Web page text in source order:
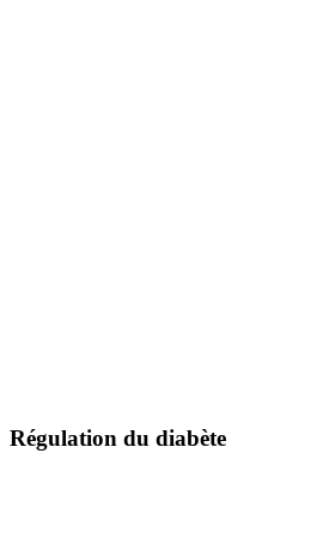
Régulation du diabète